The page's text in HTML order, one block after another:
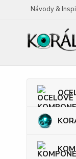
Návody &